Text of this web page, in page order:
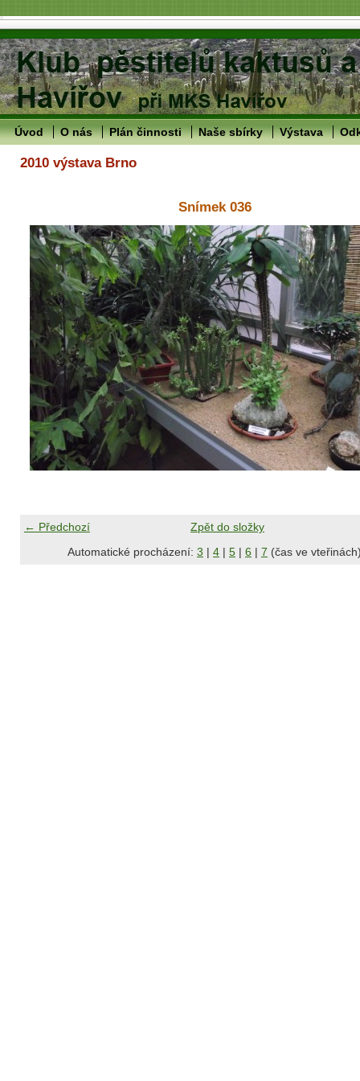
Úvod O nás Plán činnosti Naše sbírky Výstava
2010 výstava Brno
Snímek 036
← Předchozí
Zpět do složky
Automatické procházení: 3 | 4 | 5 | 6 | 7 (čas ve